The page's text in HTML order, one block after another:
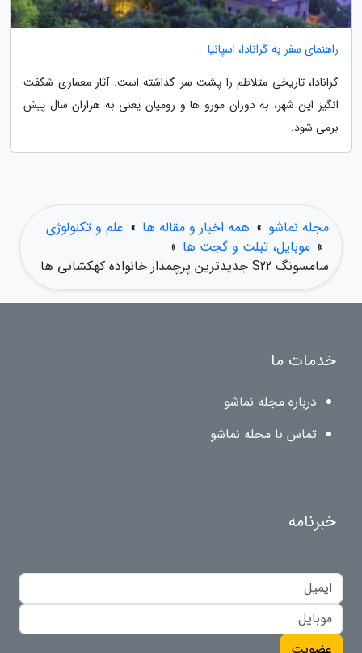
راهنمای سفر به گرانادا، اسپانیا
گرانادا، تاریخی متلاطم را پشت سر گذاشته است. آثار معماری شگفت
انگیز این شهر، به دوران مورو ها و رومیان یعنی به هزاران سال پیش
برمی شود.
مجله نماشو » همه اخبار و مقاله ها » علم و تکنولوژی
» موبایل، تبلت و گجت ها »
سامسونگ S22 جدیدترین پرچمدار خانواده کهکشانی ها
خدمات ما
درباره مجله نماشو
تماس با مجله نماشو
خبرنامه